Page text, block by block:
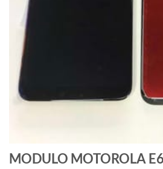
MODULO MOTOROLA